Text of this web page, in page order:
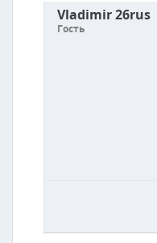
Vladimir 26rus
Гость